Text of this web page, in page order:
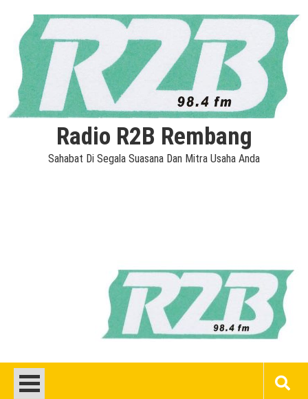
Radio R2B Rembang
Sahabat Di Segala Suasana Dan Mitra Usaha Anda